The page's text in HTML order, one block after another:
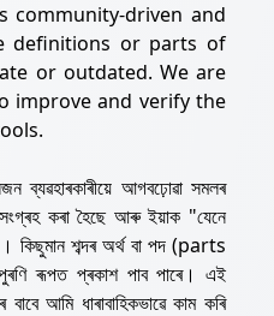
community-driven and
definitions or parts of
or outdated. We are
improve and verify the
ব্যৱহাৰকাৰীয়ে আগবঢ়োৱা সমলৰ
কৰা হৈছে আৰু ইয়াক "যেনে
কিছুমান শব্দৰ অৰ্থ বা পদ (parts
ৰূপত প্ৰকাশ পাব পাৰে। এই
আমি ধাৰাবাহিকভাৱে কাম কৰি